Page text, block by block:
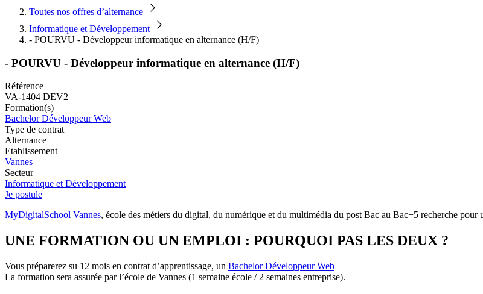
Toutes nos offres d’alternance
Informatique et Développement
- POURVU - Développeur informatique en alternance (H/F)
- POURVU - Développeur informatique en alternance (H/F)
Référence
VA-1404 DEV2
Formation(s)
Bachelor Développeur Web
Type de contrat
Alternance
Etablissement
Vannes
Secteur
Informatique et Développement
Je postule
MyDigitalSchool Vannes, école des métiers du digital, du numérique et du multimédia du post Bac au Bac+5 recherche
UNE FORMATION OU UN EMPLOI : POURQUOI PAS LES DEUX ?
Vous préparerez su 12 mois en contrat d’apprentissage, un Bachelor Développeur Web
La formation sera assurée par l’école de Vannes (1 semaine école / 2 semaines entreprise).